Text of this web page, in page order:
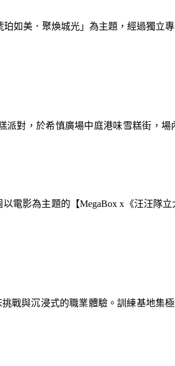
對，於希慎廣場中庭港味雪糕街，
戰與沉浸式的職業體驗。訓練基地集
如美．聚煥城光」為主題，經過獨立
電影為主題的【MegaBox x《汪汪隊